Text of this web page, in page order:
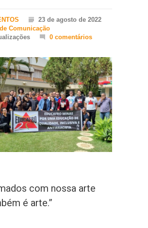
23 de agosto de 2022
Comunicação
0 comentários
com nossa arte
é arte.”